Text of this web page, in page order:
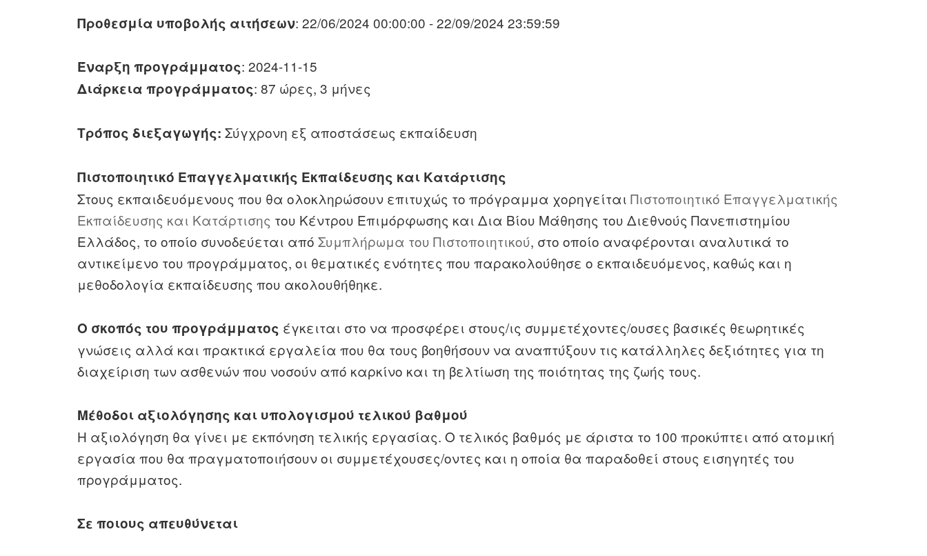
Προθεσμία υποβολής αιτήσεων: 22/06/2024 00:00:00 - 22/09/2024 23:59:59
Έναρξη προγράμματος: 2024-11-15
Διάρκεια προγράμματος: 87 ώρες, 3 μήνες
Τρόπος διεξαγωγής: Σύγχρονη εξ αποστάσεως εκπαίδευση
Πιστοποιητικό Επαγγελματικής Εκπαίδευσης και Κατάρτισης
Στους εκπαιδευόμενους που θα ολοκληρώσουν επιτυχώς το πρόγραμμα χορηγείται Πιστοποιητικό Επαγγελματικής
Εκπαίδευσης και Κατάρτισης του Κέντρου Επιμόρφωσης και Δια Βίου Μάθησης του Διεθνούς Πανεπιστημίου
Ελλάδος, το οποίο συνοδεύεται από Συμπλήρωμα του Πιστοποιητικού, στο οποίο αναφέρονται αναλυτικά το
αντικείμενο του προγράμματος, οι θεματικές ενότητες που παρακολούθησε ο εκπαιδευόμενος, καθώς και η
μεθοδολογία εκπαίδευσης που ακολουθήθηκε.
Ο σκοπός του προγράμματος έγκειται στο να προσφέρει στους/ις συμμετέχοντες/ουσες βασικές θεωρητικές
γνώσεις αλλά και πρακτικά εργαλεία που θα τους βοηθήσουν να αναπτύξουν τις κατάλληλες δεξιότητες για τη
διαχείριση των ασθενών που νοσούν από καρκίνο και τη βελτίωση της ποιότητας της ζωής τους.
Μέθοδοι αξιολόγησης και υπολογισμού τελικού βαθμού
Η αξιολόγηση θα γίνει με εκπόνηση τελικής εργασίας. Ο τελικός βαθμός με άριστα το 100 προκύπτει από ατομική
εργασία που θα πραγματοποιήσουν οι συμμετέχουσες/οντες και η οποία θα παραδοθεί στους εισηγητές του
προγράμματος.
Σε ποιους απευθύνεται